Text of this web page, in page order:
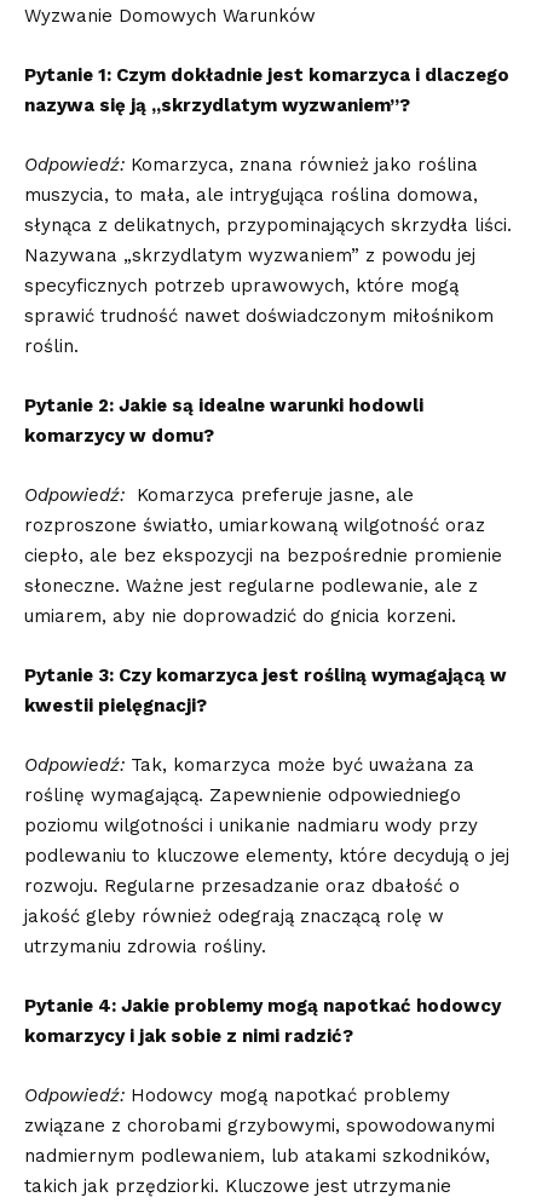
Wyzwanie Domowych Warunków
Pytanie 1: Czym dokładnie jest komarzyca i dlaczego‍
nazywa się ją „skrzydlatym wyzwaniem”?
Odpowiedź: Komarzyca, znana również jako roślina
muszycia, to mała, ‍ale​ intrygująca roślina domowa,
słynąca z delikatnych, przypominających⁤ skrzydła ⁤liści.
Nazywana „skrzydlatym wyzwaniem” z ‌powodu jej
specyficznych potrzeb uprawowych, ⁣które ⁢mogą
sprawić trudność nawet ⁢doświadczonym miłośnikom⁣
roślin.
Pytanie 2: Jakie są⁢ idealne warunki hodowli
komarzycy w domu?
Odpowiedź: ⁢ Komarzyca preferuje ‍jasne, ale
rozproszone światło, umiarkowaną wilgotność oraz
‍ciepło, ale bez ekspozycji na bezpośrednie promienie
słoneczne. Ważne jest regularne podlewanie,‍ ale⁢ z‌
umiarem, aby nie doprowadzić do gnicia korzeni.
Pytanie 3:⁤ Czy komarzyca ⁤jest rośliną wymagającą w
kwestii pielęgnacji?
Odpowiedź: Tak,​ komarzyca ‍może być uważana za
roślinę wymagającą. ⁣Zapewnienie odpowiedniego
poziomu wilgotności i‍ unikanie nadmiaru wody przy
podlewaniu⁢ to kluczowe elementy, które ‌decydują o jej
⁢rozwoju. Regularne przesadzanie oraz dbałość o
jakość gleby również odegrają znaczącą​ rolę w‌
utrzymaniu zdrowia⁤ rośliny.
Pytanie 4: Jakie problemy mogą napotkać ⁤hodowcy
komarzycy i jak⁣ sobie z nimi radzić?
Odpowiedź: ⁢Hodowcy mogą napotkać problemy
związane z⁣ chorobami grzybowymi, spowodowanymi‌
nadmiernym⁢ podlewaniem, ‌lub atakami​ szkodników,
takich jak przędziorki. ‍Kluczowe jest utrzymanie